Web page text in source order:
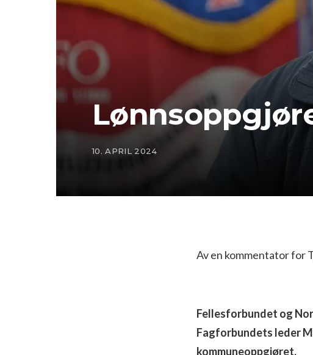
10. APRIL 2024
Av en kommentator for
Fellesforbundet og
Fagforbundets leder
kommuneoppgjøret.